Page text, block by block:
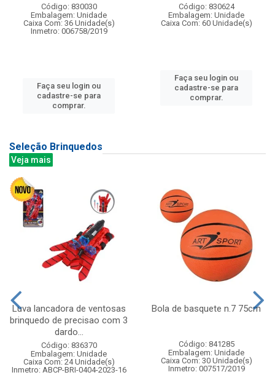
Código: 830030
Embalagem: Unidade
Caixa Com: 36 Unidade(s)
Inmetro: 006758/2019
Faça seu login ou
cadastre-se para
comprar.
Código: 830624
Embalagem: Unidade
Caixa Com: 60 Unidade(s)
Faça seu login ou
cadastre-se para
comprar.
Seleção Brinquedos
Veja mais
Luva lancadora de ventosas
brinquedo de precisao com 3
dardo...
Código: 836370
Embalagem: Unidade
Caixa Com: 24 Unidade(s)
Inmetro: ABCP-BRI-0404-2023-16
Bola de basquete n.7 75cm
Código: 841285
Embalagem: Unidade
Caixa Com: 30 Unidade(s)
Inmetro: 007517/2019